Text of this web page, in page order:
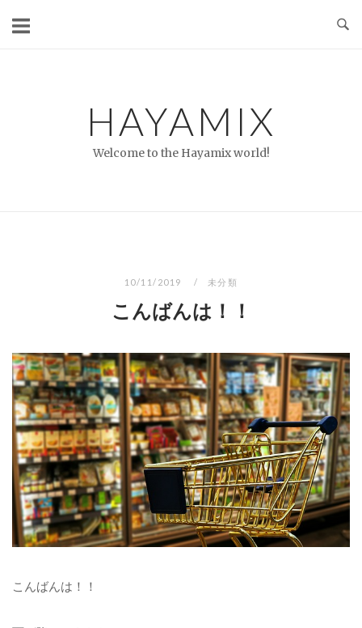
HAYAMIX
Welcome to the Hayamix world!
10/11/2019 未分類
こんばんは！！
こんばんは！！